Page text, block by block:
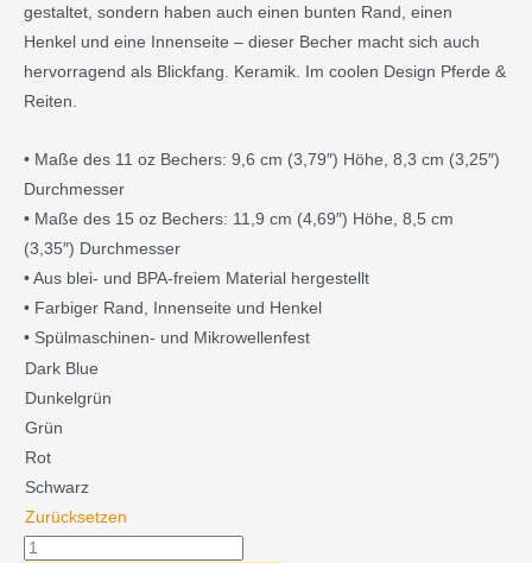
gestaltet, sondern haben auch einen bunten Rand, einen
Henkel und eine Innenseite – dieser Becher macht sich auch
hervorragend als Blickfang. Keramik. Im coolen Design Pferde &
Reiten.
• Maße des 11 oz Bechers: 9,6 cm (3,79″) Höhe, 8,3 cm (3,25″)
Durchmesser
• Maße des 15 oz Bechers: 11,9 cm (4,69″) Höhe, 8,5 cm
(3,35″) Durchmesser
• Aus blei- und BPA-freiem Material hergestellt
• Farbiger Rand, Innenseite und Henkel
• Spülmaschinen- und Mikrowellenfest
Dark Blue
Dunkelgrün
Grün
Rot
Schwarz
Zurücksetzen
Tasse
zweifarbig
Menge